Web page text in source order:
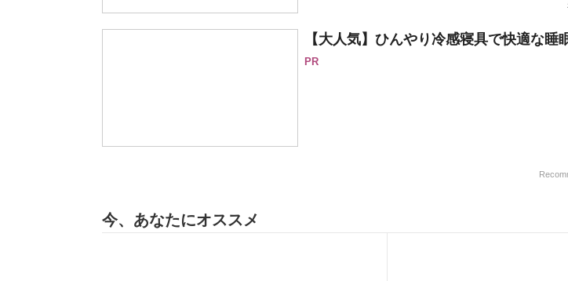
【大人気】ひんやり冷感寝具で快適な睡
PR
今、あなたにオススメ